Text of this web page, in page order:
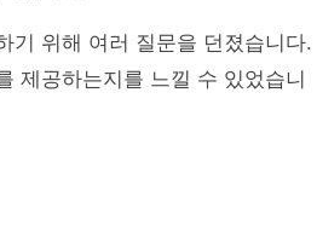
기 위해 여러 질문을 던졌습니다.
제공하는지를 느낄 수 있었습니